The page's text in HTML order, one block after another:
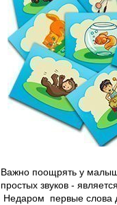
Важно поощрять у
простых звуков -
Недаром первые слова